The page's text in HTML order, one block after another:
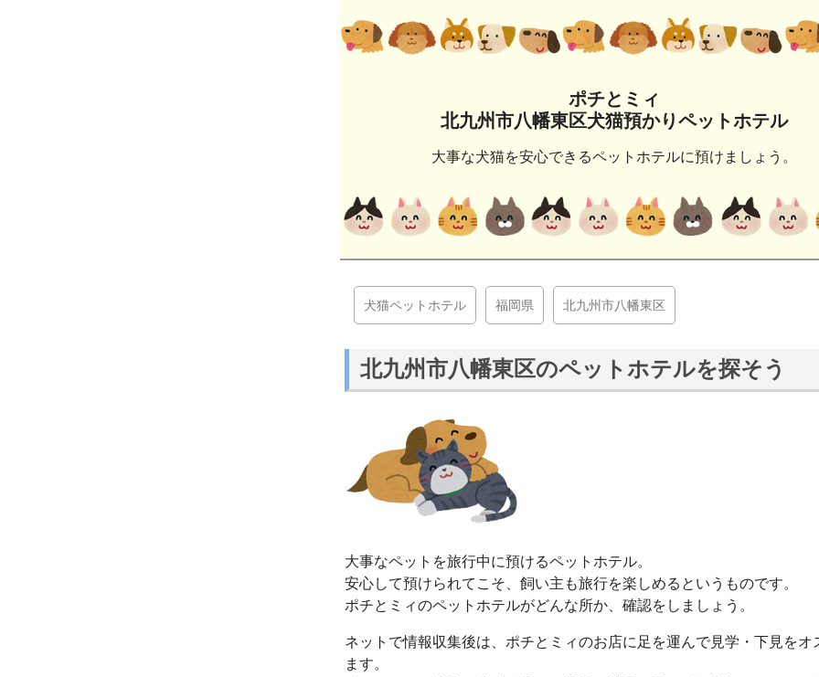
ポチとミィ
北九州市八幡東区犬猫預かりペットホテル
大事な犬猫を安心できるペットホテルに預けましょう。
犬猫ペットホテル 福岡県 北九州市八幡東区
北九州市八幡東区のペットホテルを探そう
大事なペットを旅行中に預けるペットホテル。
安心して預けられてこそ、飼い主も旅行を楽しめるというものです。
ポチとミィのペットホテルがどんな所か、確認をしましょう。
ネットで情報収集後は、ポチとミィのお店に足を運んで見学・下見をオ
ます。